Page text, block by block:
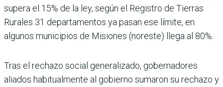
supera el 15% de la ley, según el Registro de Tierras
Rurales 31 departamentos ya pasan ese límite, en
algunos municipios de Misiones (noreste) llega al 80%.
Tras el rechazo social generalizado, gobernadores
aliados habitualmente al gobierno sumaron su rechazo y